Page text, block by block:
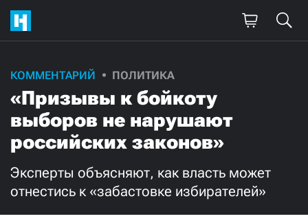
КОММЕНТАРИЙ ПОЛИТИКА
«Призывы к бойкоту
выборов не нарушают
российских законов»
Эксперты объясняют, как власть может
отнестись к «забастовке избирателей»
Поддержите
нашу работу!
Ежемесячно Разово
3000 1000